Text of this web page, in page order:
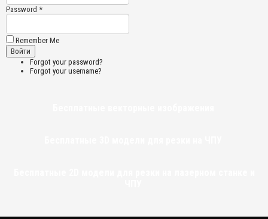
Password *
Remember Me
Forgot your password?
Forgot your username?